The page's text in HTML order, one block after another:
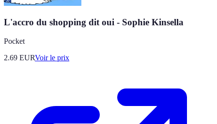
L'accro du shopping dit oui - Sophie Kinsella
Pocket
2.69 EURVoir le prix